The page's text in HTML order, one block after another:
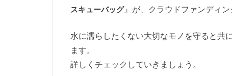
スキューバッグ』が、クラウドファンディ
水に濡らしたくない大切なモノを守ると共
ます。
詳しくチェックしていきましょう。